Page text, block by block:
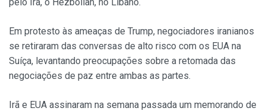
pelo Irã, o Hezbollah, no Líbano.
Em protesto às ameaças de Trump, negociadores iranianos
se retiraram das conversas de alto risco com os EUA na
Suíça, levantando preocupações sobre a retomada das
negociações de paz entre ambas as partes.
Irã e EUA assinaram na semana passada um memorando de